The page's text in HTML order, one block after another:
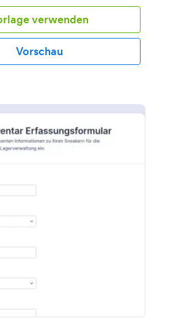
betten Sie es auf Ihrer Webseite
Sie es mit Ihrem liebsten
wir haben über 30 zur Auswahl,
Stripe und PayPal - und erhalten
direkt in Ihr Jotform Konto. Die
schon Profi in der Gestaltung von
anpassen? Durch einfaches
Sie in unserem Jotform
einbauen. Schauen Sie sich
Apps an, um Ihre Produktivität zu
Sie Formular-Antworten an Slack,
mit Google Tabellen, um
mehr. Mit unserem Bestellformular
Sie Ihre Bestellungen online
beschleunigt sich und
direkt über Ihre Webseite
verwenden
Vorschau